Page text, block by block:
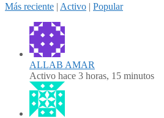
Más reciente | Activo | Popular
ALLAB AMAR
Activo hace 3 horas, 15 minutos